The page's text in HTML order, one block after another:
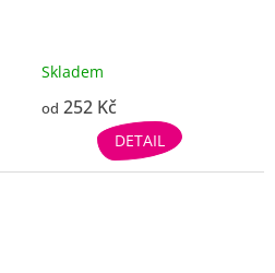
Skladem
od 252 Kč
DETAIL